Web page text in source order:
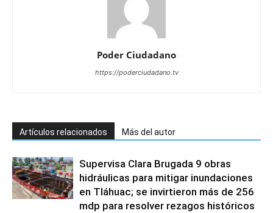
Poder Ciudadano
https://poderciudadano.tv
Artículos relacionados Más del autor
Supervisa Clara Brugada 9 obras
hidráulicas para mitigar inundaciones
en Tláhuac; se invirtieron más de 256
mdp para resolver rezagos históricos